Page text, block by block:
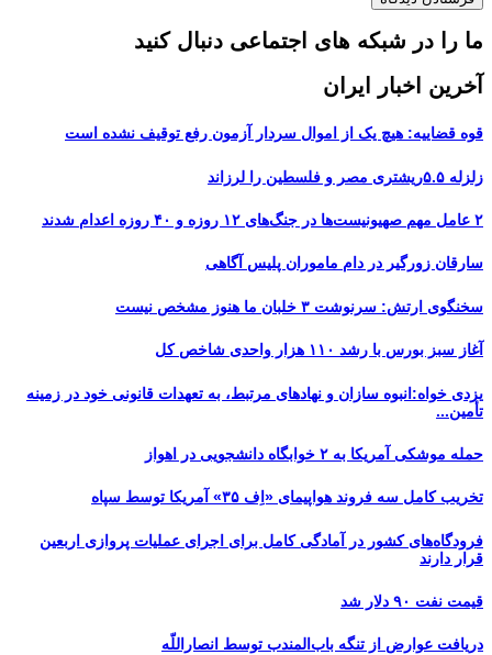
ما را در شبکه های اجتماعی دنبال کنید
آخرین اخبار ایران
قوه قضاییه: هیچ یک از اموال سردار آزمون رفع توقیف نشده است
زلزله ۵.۵ریشتری مصر و فلسطین را لرزاند
۲ عامل مهم صهیونیست‌ها در جنگ‌های ۱۲ روزه و ۴۰ روزه اعدام شدند
سارقان زورگیر در دام ماموران پلیس آگاهی
سخنگوی ارتش: سرنوشت ۳ خلبان ما هنوز مشخص نیست
آغاز سبز بورس با رشد ۱۱۰ هزار واحدی شاخص کل
یزدی خواه:انبوه سازان و نهادهای مرتبط، به تعهدات قانونی خود در زمینه
تأمین...
حمله موشکی آمریکا به ۲ خوابگاه دانشجویی در اهواز
تخریب کامل سه فروند هواپیمای «اِف ۳۵» آمریکا توسط سپاه
فرودگاه‌های کشور در آمادگی کامل برای اجرای عملیات پروازی اربعین
قرار دارند
قیمت نفت ۹۰ دلار شد
دریافت عوارض از تنگه باب‌المندب توسط انصاراللّه